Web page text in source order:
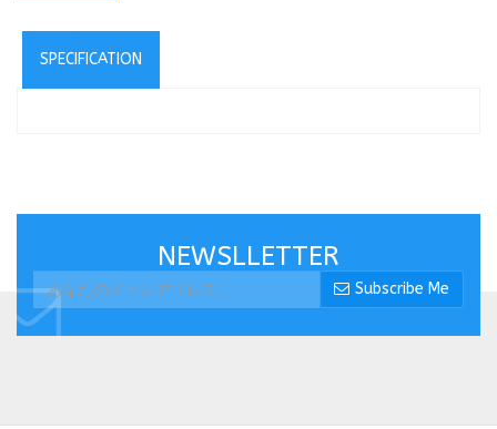
SPECIFICATION
NEWSLLETTER
Subscribe Me